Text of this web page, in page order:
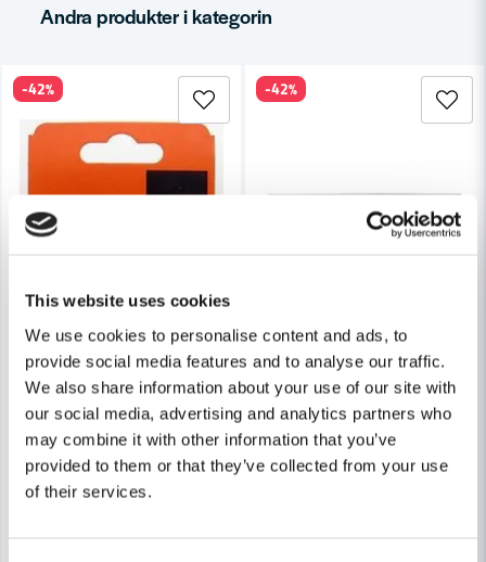
This website uses cookies
We use cookies to personalise content and ads, to
provide social media features and to analyse our traffic.
We also share information about your use of our site with
our social media, advertising and analytics partners who
may combine it with other information that you’ve
provided to them or that they’ve collected from your use
of their services.
Andra produkter i kategorin
BAHCO
-42% -42%